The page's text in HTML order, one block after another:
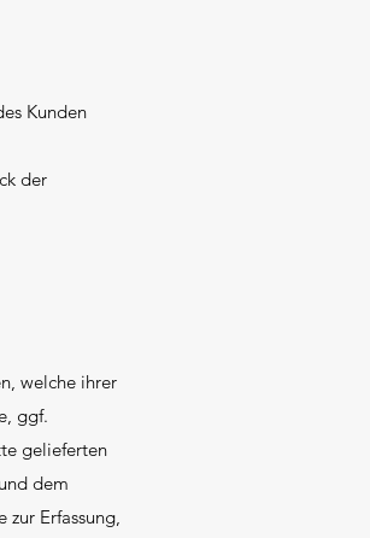
Kunden
der
welche ihrer
ggf.
gelieferten
dem
Erfassung,